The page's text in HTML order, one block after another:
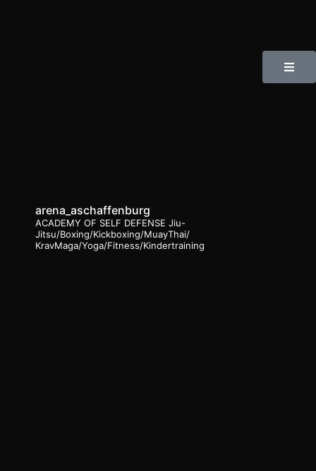
arena_aschaffenburg
ACADEMY OF SELF DEFENSE Jiu-
Jitsu/Boxing/Kickboxing/MuayThai/
KravMaga/Yoga/Fitness/Kindertraining